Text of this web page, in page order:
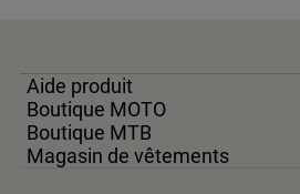
Aide produit
Boutique MOTO
Boutique MTB
Magasin de vêtements